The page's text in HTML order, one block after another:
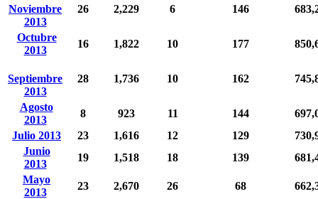
Noviembre
2013
26 2,229 6 146
Octubre
2013
16 1,822 10 177
Septiembre
2013
28 1,736 10 162
Agosto
2013
8 923 11 144
Julio 2013
23 1,616 12 129
Junio
2013
19 1,518 18 139
Mayo
2013
23 2,670 26 68